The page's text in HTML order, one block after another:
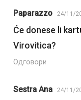
Paparazzo 24/11/
Će donese li
Virovitica?
Одговори
Sestra Ana 24/11/